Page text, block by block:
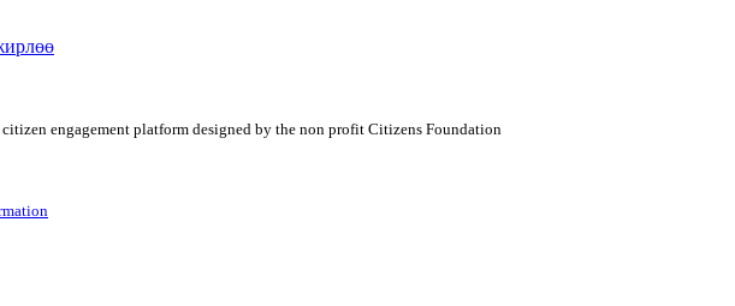
engagement platform designed by the non profit Citizens Foundation